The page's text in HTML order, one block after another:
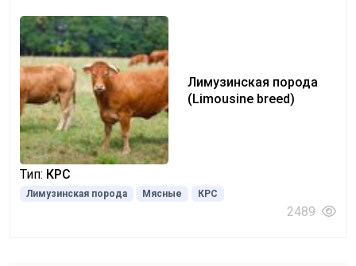
Лимузинская порода
(Limousine breed)
Тип: КРС
Лимузинская порода Мясные КРС
2489